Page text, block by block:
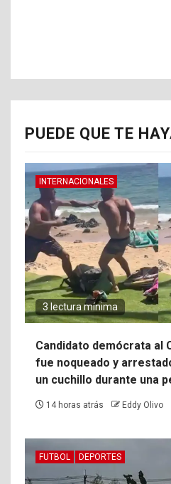
PUEDE QUE TE
INTERNACIONALES
3 lectura mínima
Candidato demócrata al
fue noqueado y
un cuchillo durante una
14 horas atrás Eddy Olivo
FUTBOL DEPORTES